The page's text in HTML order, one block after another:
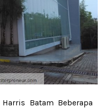
Batam Beberapa